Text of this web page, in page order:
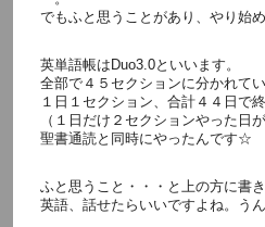
でもふと思うことがあり、やり始め
英単語帳はDuo3.0といいます。
全部で４５セクションに分かれてい
１日１セクション、合計４４日で
（１日だけ２セクションやった日
聖書通読と同時にやったんです☆
ふと思うこと・・・と上の方に書き
英語、話せたらいいですよね。うん